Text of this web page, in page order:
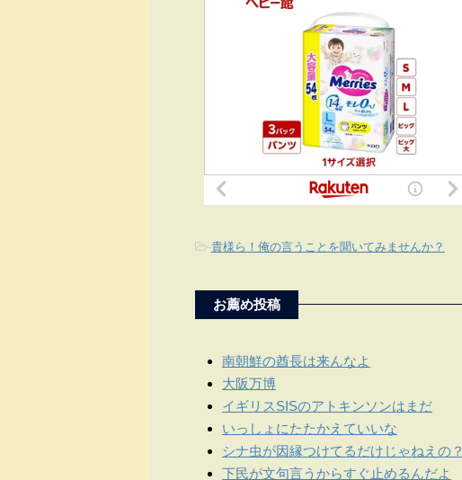
-貴様ら！俺の言うことを聞いてみませんか？
お薦め投稿
南朝鮮の酋長は来んなよ
大阪万博
イギリスSISのアトキンソンはまだ
いっしょにたたかえていいな
シナ虫が因縁つけてるだけじゃねえの？
下民が文句言うからすぐ止めるんだよ